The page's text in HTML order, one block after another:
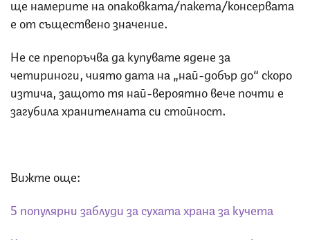
ще намерите на опаковката/пакета/консервата
е от съществено значение.
Не се препоръчва да купувате ядене за
четириноги, чиято дата на „най-добър дo“ скоро
изтича, защото тя най-вероятно вече почти е
загубила хранителната си стойност.
Вижте още:
5 популярни заблуди за сухата храна за кучета